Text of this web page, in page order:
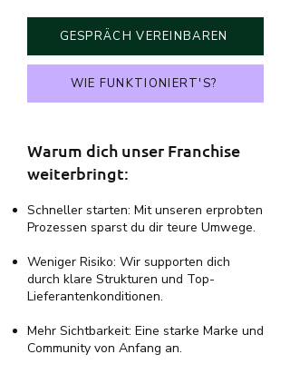
GESPRÄCH VEREINBAREN
WIE FUNKTIONIERT'S?
Warum dich unser Franchise
weiterbringt:
Schneller starten: Mit unseren erprobten
Prozessen sparst du dir teure Umwege.
Weniger Risiko: Wir supporten dich
durch klare Strukturen und Top-
Lieferantenkonditionen.
Mehr Sichtbarkeit: Eine starke Marke und
Community von Anfang an.